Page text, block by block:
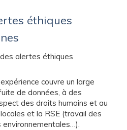
éthiques
alertes éthiques
couvre un large
de données, à des
des droits humains et au
et la RSE (travail des